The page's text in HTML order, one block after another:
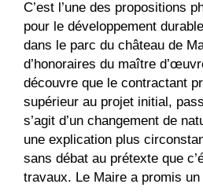
C’est l’une des propositions
pour le développement
dans le parc du château de
d’honoraires du maître
découvre que le contractant
supérieur au projet initial,
s’agit d’un changement de
une explication plus
sans débat au prétexte que
travaux. Le Maire a promis